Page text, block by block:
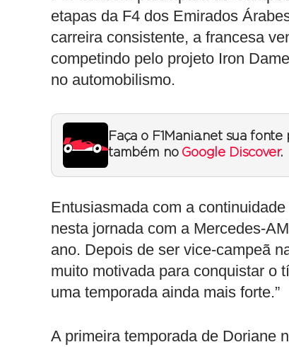
etapas da F4 dos Emirados
carreira consistente, a francesa
competindo pelo projeto Iron
no automobilismo.
Faça o F1Mania.net sua
também no Google Discover.
Entusiasmada com a
nesta jornada com a Mercedes-
ano. Depois de ser vice-campeã
muito motivada para conquistar o
uma temporada ainda mais forte.”
A primeira temporada de Doriane